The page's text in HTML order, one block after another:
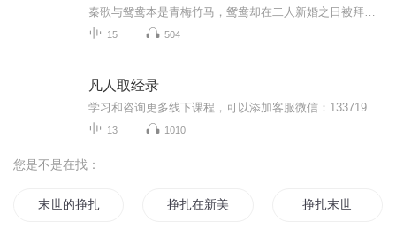
15 504
凡人取经录
13 1010
您是不是在找：
末世的挣扎 挣扎在新美漫 挣扎末世